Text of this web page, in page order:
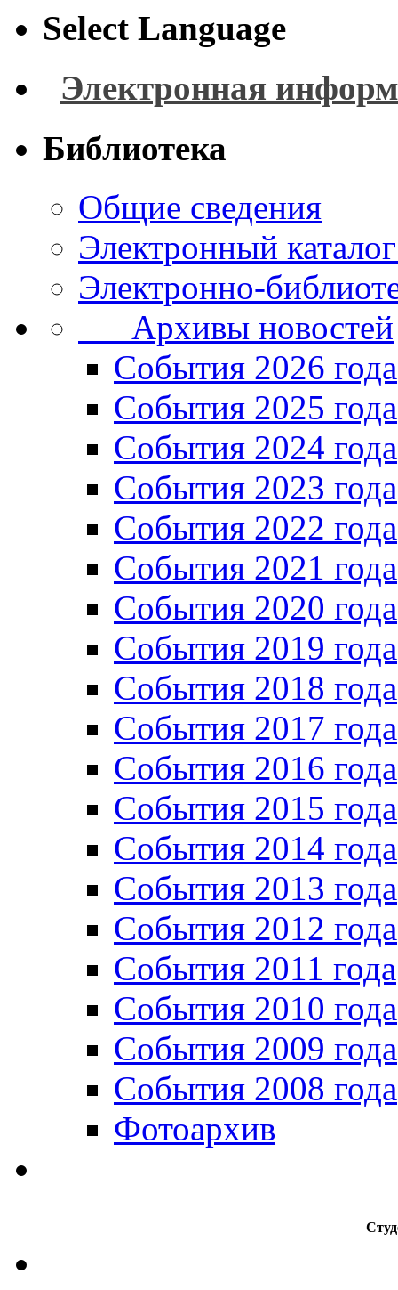
Select Language
Электронная
Библиотека
Общие сведения
Электронный
Электронно-
Архивы новостей
Cобытия 2026 года
События 2025 года
События 2024 года
События 2023 года
Cобытия 2022 года
Cобытия 2021 года
События 2020 года
События 2019 года
События 2018 года
События 2017 года
События 2016 года
События 2015 года
События 2014 года
События 2013 года
События 2012 года
События 2011 года
События 2010 года
События 2009 года
События 2008 года
Фотоархив